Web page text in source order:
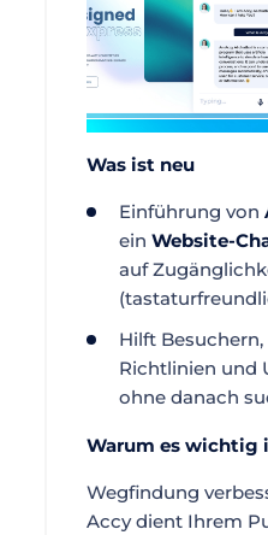
Was ist neu
Einführung von
ein Website-
auf
Hilft
Richtlinien und
ohne danach
Warum es wichtig
Wegfindung
Accy dient Ihrem